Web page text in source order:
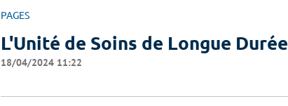
PAGES
L'Unité de Soins de Longue Durée
18/04/2024 11:22